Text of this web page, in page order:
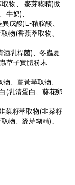
物、 麥芽糊精)微
牛奶)、
戊酸)L-精胺酸、
物(香蕉萃取物、
酒乳桿菌)、冬蟲夏
草子實體粉末
、薑黃萃取物、
(乳清蛋白、葵花卵
菜籽萃取物(韭菜籽
物、麥芽糊精)。